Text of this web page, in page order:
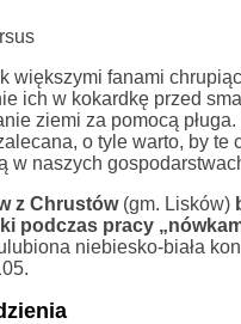
większymi fanami
ich w kokardkę przed
ziemi za pomocą pługa.
o tyle warto, by te
w naszych
z Chrustów (gm. Lisków)
podczas pracy
niebiesko-biała